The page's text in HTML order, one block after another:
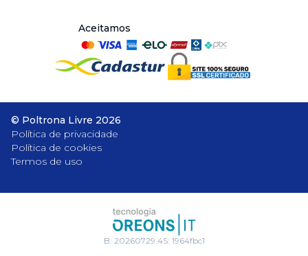
Aceitamos
© Poltrona Livre 2026
Política de privacidade
Política de cookies
Termos de uso
B: 20260729.4S: 1964fbc1